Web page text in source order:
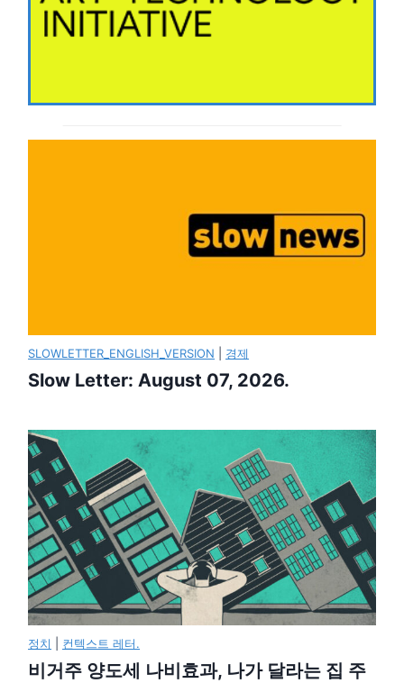
SLOWLETTER_ENGLISH_VERSION 경제
Slow Letter: August 07, 2026.
정치 컨텍스트 레터.
비거주 양도세 나비효과, 나가 달라는 집 주